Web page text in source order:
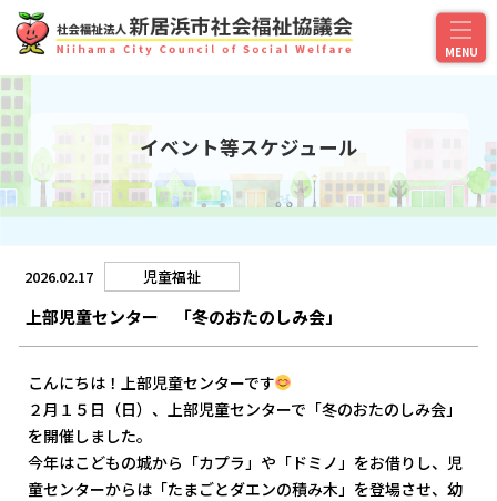
イベント等スケジュール
2026.02.17 児童福祉
上部児童センター 「冬のおたのしみ会」
こんにちは！上部児童センターです
２月１５日（日）、上部児童センターで「冬のおたのしみ会」
を開催しました。
今年はこどもの城から「カプラ」や「ドミノ」をお借りし、児
童センターからは「たまごとダエンの積み木」を登場させ、幼